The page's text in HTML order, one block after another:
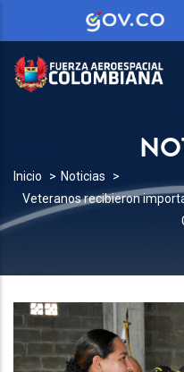
SOBRESCRIBIR
ENLACES
DE
A
LA
NAVEGACIÓN
Inicio
Noticias
Veteranos recibieron